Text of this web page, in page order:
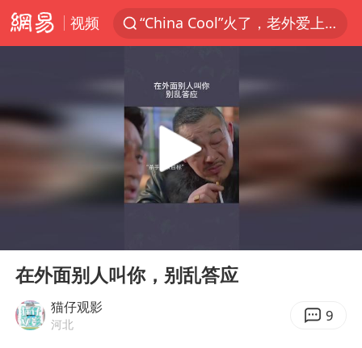
视频
“China Cool”火了，老外爱上中国避暑游
伊斯兰版北约来了吗
香港宏福苑火灾或由烟头引起
网约车司机充电时猝死保险拒赔
周末打虎 宋致远被查
Play
在外面别人叫你，别乱答应
猫仔观影
河北 9